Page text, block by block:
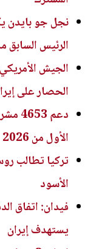
نجل جو
الرئيس السابق
الحصار على
دعم
الأول من 2026
تركيا تطالب
الأسود
فيدان: اتفاق
يستهدف إيران